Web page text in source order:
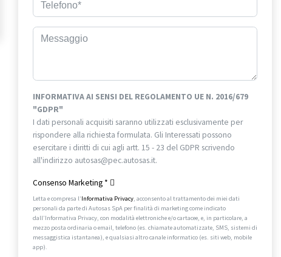
INFORMATIVA AI SENSI DEL REGOLAMENTO UE N. 2016/679
"GDPR"
I dati personali acquisiti saranno utilizzati esclusivamente per
rispondere alla richiesta formulata. Gli Interessati possono
esercitare i diritti di cui agli artt. 15 - 23 del GDPR scrivendo
all'indirizzo autosas@pec.autosas.it.
Consenso Marketing *
Letta e compresa l’Informativa Privacy, acconsento al trattamento dei miei dati
personali da parte di Autosas SpA per finalità di marketing come indicato
dall’Informativa Privacy, con modalità elettroniche e/o cartacee, e, in particolare, a
mezzo posta ordinaria o email, telefono (es. chiamate automatizzate, SMS, sistemi di
messaggistica istantanea), e qualsiasi altro canale informatico (es. siti web, mobile
app).